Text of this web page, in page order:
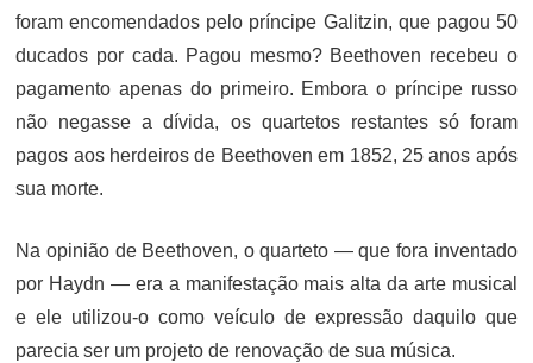
foram encomendados pelo príncipe Galitzin, que pagou 50
ducados por cada. Pagou mesmo? Beethoven recebeu o
pagamento apenas do primeiro. Embora o príncipe russo
não negasse a dívida, os quartetos restantes só foram
pagos aos herdeiros de Beethoven em 1852, 25 anos após
sua morte.
Na opinião de Beethoven, o quarteto — que fora inventado
por Haydn — era a manifestação mais alta da arte musical
e ele utilizou-o como veículo de expressão daquilo que
parecia ser um projeto de renovação de sua música.